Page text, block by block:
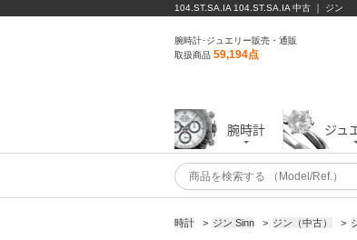
104.ST.SA.IA 104.ST.SA.IA 中古 ｜ ジン
腕時計･ジュエリー販売・通販
取扱商品 59,194点
腕時計 ジュ
時計 > ジン Sinn > ジン（中古） >